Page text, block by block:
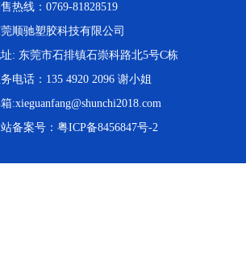
热线：0769-81828519
顺驰塑胶科技有限公司
: 东莞市石排镇石崇科路北5号C栋
电话：135 4920 2096 谢小姐
:xieguanfang@shunchi2018.com
备案号： 粤ICP备8456847号-2